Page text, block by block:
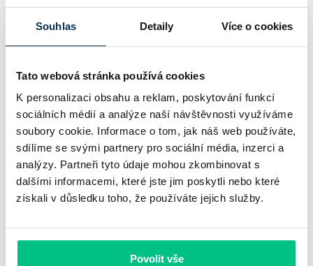
Souhlas Detaily Více o cookies
Tato webová stránka používá cookies
K personalizaci obsahu a reklam, poskytování funkcí
sociálních médií a analýze naší návštěvnosti využíváme
soubory cookie. Informace o tom, jak náš web používáte,
sdílíme se svými partnery pro sociální média, inzerci a
analýzy. Partneři tyto údaje mohou zkombinovat s
dalšími informacemi, které jste jim poskytli nebo které
získali v důsledku toho, že používáte jejich služby.
Povolit vše
rostly úvěry a…
Pavel Pohanka aktualizováno: 31.07.2026